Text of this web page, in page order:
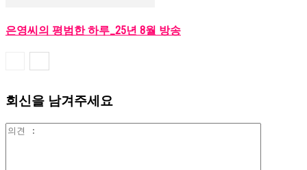
은영씨의 평범한 하루_25년 8월 방송
회신을 남겨주세요